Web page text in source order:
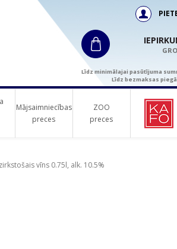
Līdz minimālajai pasūtījuma
Līdz bezmaksas
Mājsaimniecības
preces
ZOO
preces
vīns 0.75l, alk. 10.5%